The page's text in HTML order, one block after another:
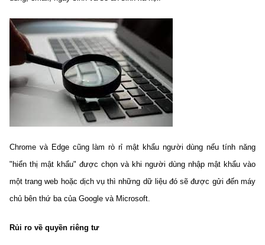
Chọn ngôn ngữ
Vietnamese
BỘ KHOA HỌC VÀ CÔNG NGHỆ
MINISTRY OF SCIENCE AND TECHNOLOGY
Điều khoản sử dụng Theo dõi MST:
Cơ quan chủ quản: Bộ Khoa học và Công nghệ (MST)
Chịu trách nhiệm nội dung: Nguyễn Thị Hải Hằng
Liên hệ
Điện thoại: 024 3936 9506
Chrome và Edge cũng làm rò rỉ mật khẩu người dùng nếu tính năng
"hiển thị mật khẩu" được chọn và khi người dùng nhập mật khẩu vào
một trang web hoặc dịch vụ thì những dữ liệu đó sẽ được gửi đến máy
chủ bên thứ ba của Google và Microsoft.
Rủi ro về quyền riêng tư